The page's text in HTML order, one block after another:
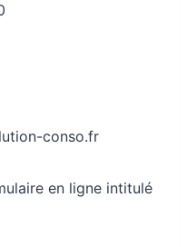
conso.fr
en ligne intitulé